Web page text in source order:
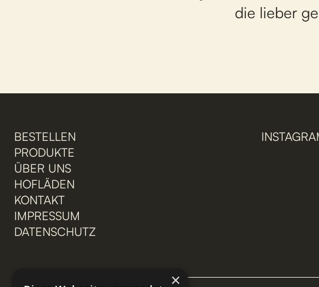
die lieber
BESTELLEN
PRODUKTE
ÜBER UNS
HOFLÄDEN
KONTAKT
IMPRESSUM
DATENSCHUTZ
×